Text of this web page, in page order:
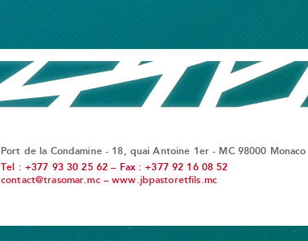
Port de la Condamine - 18, quai Antoine 1er - MC 98000 Monaco
Tel : +377 93 30 25 62 – Fax : +377 92 16 08 52
contact@trasomar.mc–www.jbpastoretfils.mc